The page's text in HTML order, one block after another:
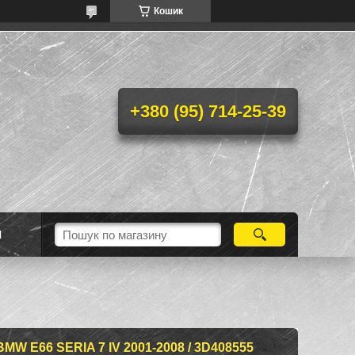
Кошик
+380 (95) 714-25-39
E66 SERIA 7 IV 2001-2008 / 3D408555